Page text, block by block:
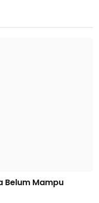
Belum Mampu